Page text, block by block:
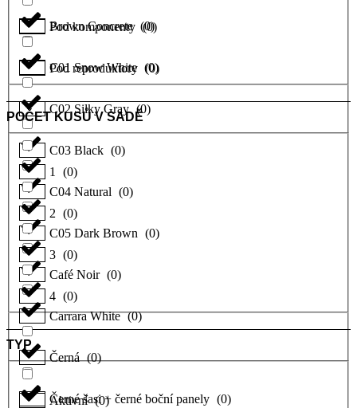
Brown Concrete (0)
C01 Snow White (0)
C02 Silky Gray (0)
C03 Black (0)
C04 Natural (0)
C05 Dark Brown (0)
Café Noir (0)
Carrara White (0)
Černá (0)
Černé šasi + černé boční panely (0)
Pod komponenty (0)
Pod reproduktory (0)
POČET KUSŮ V SADĚ
1 (0)
2 (0)
3 (0)
4 (0)
TYP
Aktivní (0)